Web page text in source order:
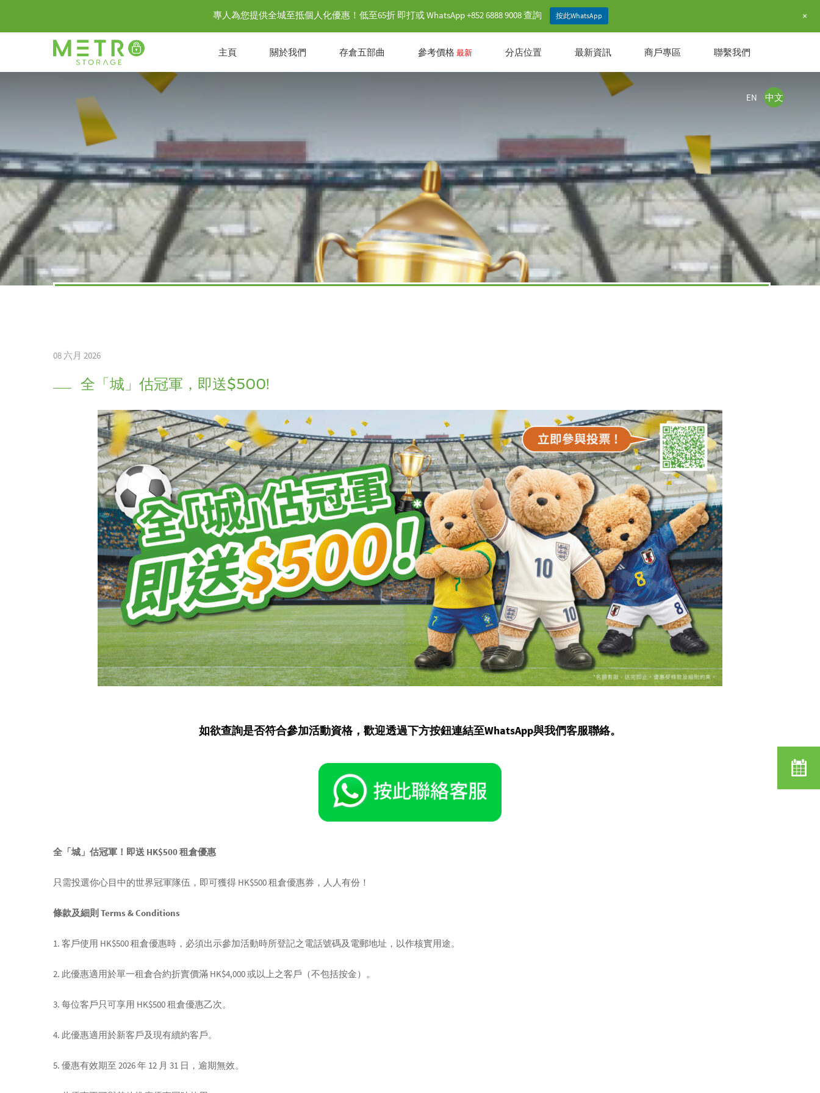
主頁 關於我們 存倉五部曲 參考價格 最新 分店位置 最新資訊 商戶專區 聯繫我們
中文
EN
08 六月 2026
全「城」估冠軍，即送$500!
如欲查詢是否符合參加活動資格， 歡迎透過下方按鈕連結至WhatsApp與我們客服聯絡。
全「城」估冠軍！即送 HK$500 租倉優惠
只需投選你心目中的世界冠軍隊伍，即可獲得 HK$500 租倉優惠券，人人有份！
條款及細則 Terms & Conditions
1. 客戶使用 HK$500 租倉優惠時，必須出示參加活動時所登記之電話號碼及電郵地址，以作核實用途。
2. 此優惠適用於單一租倉合約折實價滿 HK$4,000 或以上之客戶（不包括按金）。
3. 每位客戶只可享用 HK$500 租倉優惠乙次。
4. 此優惠適用於新客戶及現有續約客戶。
5. 優惠有效期至 2026 年 12 月 31 日，逾期無效。
專人為您提供全城至抵個人化優惠！低至65折 即打或 WhatsApp +852 6888 9008 查詢 按此WhatsApp +